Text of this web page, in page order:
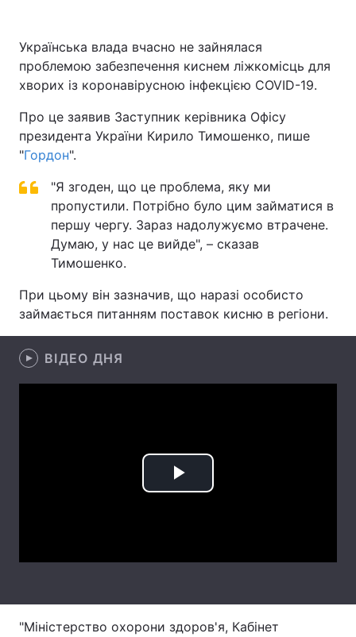
Україна Політика
Економіка Світ
Спорт Наука
Техно і зв'язок
Зброя Інциденти
Цікавинки Погода
Лонгріди
Відео з Youtube
Українська влада вчасно не зайнялася
проблемою забезпечення киснем ліжкомісць для
хворих із коронавірусною інфекцією COVID-19.
Про це заявив Заступник керівника Офісу
президента України Кирило Тимошенко, пише
"Гордон".
"Я згоден, що це проблема, яку ми
пропустили. Потрібно було цим займатися в
першу чергу. Зараз надолужуємо втрачене.
Думаю, у нас це вийде", – сказав
Тимошенко.
При цьому він зазначив, що наразі особисто
займається питанням поставок кисню в регіони.
ВІДЕО ДНЯ
Play
"Міністерство охорони здоров'я, Кабінет